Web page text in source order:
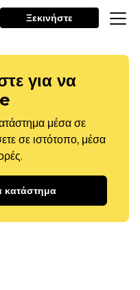
Ξεκινήστε
για να
μέσα σε
σε ιστότοπο, μέσα
κατάστημα